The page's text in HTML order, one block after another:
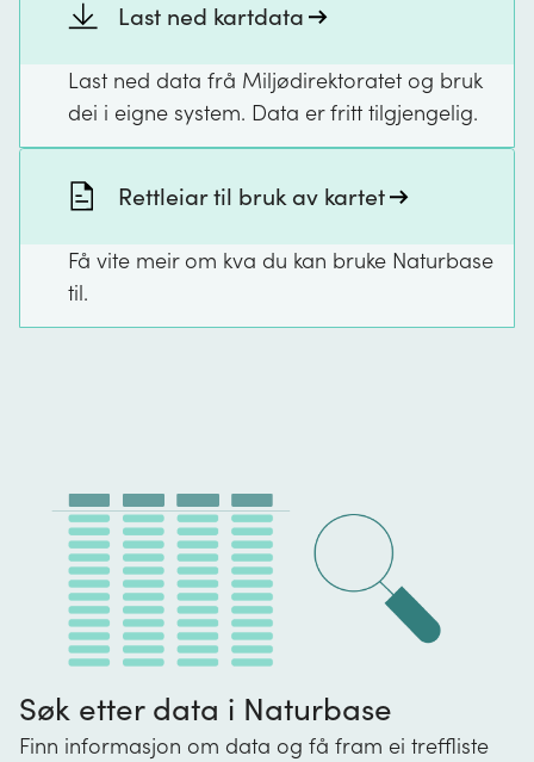
Last ned kartdata
Last ned data frå Miljødirektoratet og bruk
dei i eigne system. Data er fritt tilgjengelig.
Rettleiar til bruk av kartet
Få vite meir om kva du kan bruke Naturbase
til.
Søk etter data i Naturbase
Finn informasjon om data og få fram ei treffliste